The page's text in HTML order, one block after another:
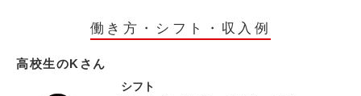
働き方・シフト・収入例
高校生のKさん
シフト